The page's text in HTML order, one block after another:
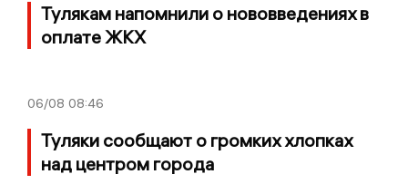
Тулякам напомнили о нововведениях в
оплате ЖКХ
06/08 08:46
Туляки сообщают о громких хлопках
над центром города